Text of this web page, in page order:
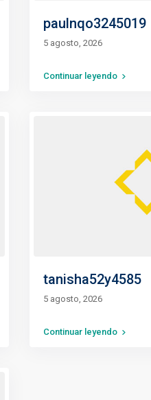
paulnqo3245019
5 agosto, 2026
Continuar leyendo
tanisha52y4585
5 agosto, 2026
Continuar leyendo